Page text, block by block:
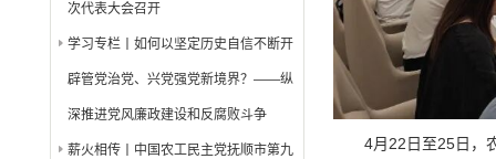
次代表大会召开
学习专栏丨如何以坚定历史自信不断开
辟管党治党、兴党强党新境界？——纵
深推进党风廉政建设和反腐败斗争
薪火相传丨中国农工民主党抚顺市第九
4月22日至25日，